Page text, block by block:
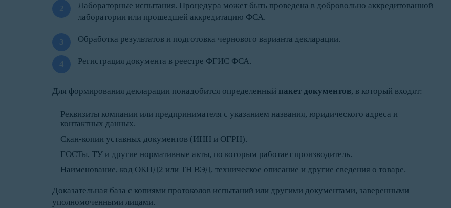
Лабораторные испытания. Процедура может быть проведена в добровольно аккредитованной
лаборатории или прошедшей аккредитацию ФСА.
Обработка результатов и подготовка чернового варианта декларации.
Регистрация документа в реестре ФГИС ФСА.
Для формирования декларации понадобится определенный пакет документов, в который входят:
Реквизиты компании или предпринимателя с указанием названия, юридического адреса и
контактных данных.
Скан-копии уставных документов (ИНН и ОГРН).
ГОСТы, ТУ и другие нормативные акты, по которым работает производитель.
Наименование, код ОКПД2 или ТН ВЭД, техническое описание и другие сведения о товаре.
Доказательная база с копиями протоколов испытаний или другими документами, заверенными
уполномоченными лицами.